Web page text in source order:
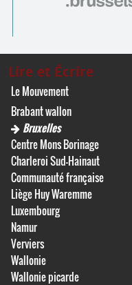
Lire et Écrire
Le Mouvement
Brabant wallon
Bruxelles
Centre Mons Borinage
Charleroi Sud-Hainaut
Communauté française
Liège Huy Waremme
Luxembourg
Namur
Verviers
Wallonie
Wallonie picarde